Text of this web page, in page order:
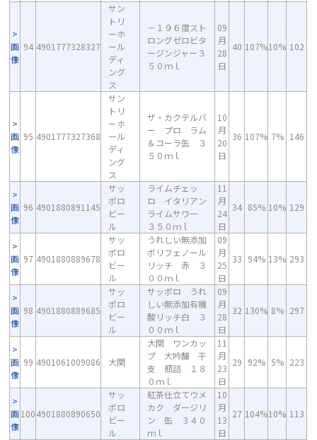
画
像
94 4901777328327
サン
トリ
ーホ
ール
ディ
ング
ス
－１９６度スト
ロングゼロビタ
ージンジャー３
５０ｍｌ
09
月
28
日
40 107%10% 102
画
像
95 4901777327368
サン
トリ
ーホ
ール
ディ
ング
ス
ザ・カクテルバ
ー プロ ラム
＆コーラ缶 ３
５０ｍｌ
10
月
20
日
36 107% 7% 146
画
像
96 4901880891145
サッ
ポロ
ビー
ル
ライムチェッ
ロ イタリアン
ライムサワー
３５０ｍｌ
11
月
24
日
34 85% 10% 129
画
像
97 4901880889678
サッ
ポロ
ビー
ル
うれしい無添加
ポリフェノール
リッチ 赤 ３
００ｍｌ
09
月
25
日
33 94% 13% 293
画
像
98 4901880889685
サッ
ポロ
ビー
ル
サッポロ うれ
しい無添加有機
酸リッチ白 ３
００ｍｌ
09
月
28
日
32 130% 8% 297
画
像
99 4901061009086 大関
大関 ワンカッ
プ 大吟醸 干
支 瓶詰 １８
０ｍｌ
11
月
23
日
29 92% 5% 223
画
像
1004901880890650
サッ
ポロ
ビー
ル
紅茶仕立てウメ
カク ダージリ
ン 缶 ３４０
ｍｌ
10
月
13
日
27 104%10% 113